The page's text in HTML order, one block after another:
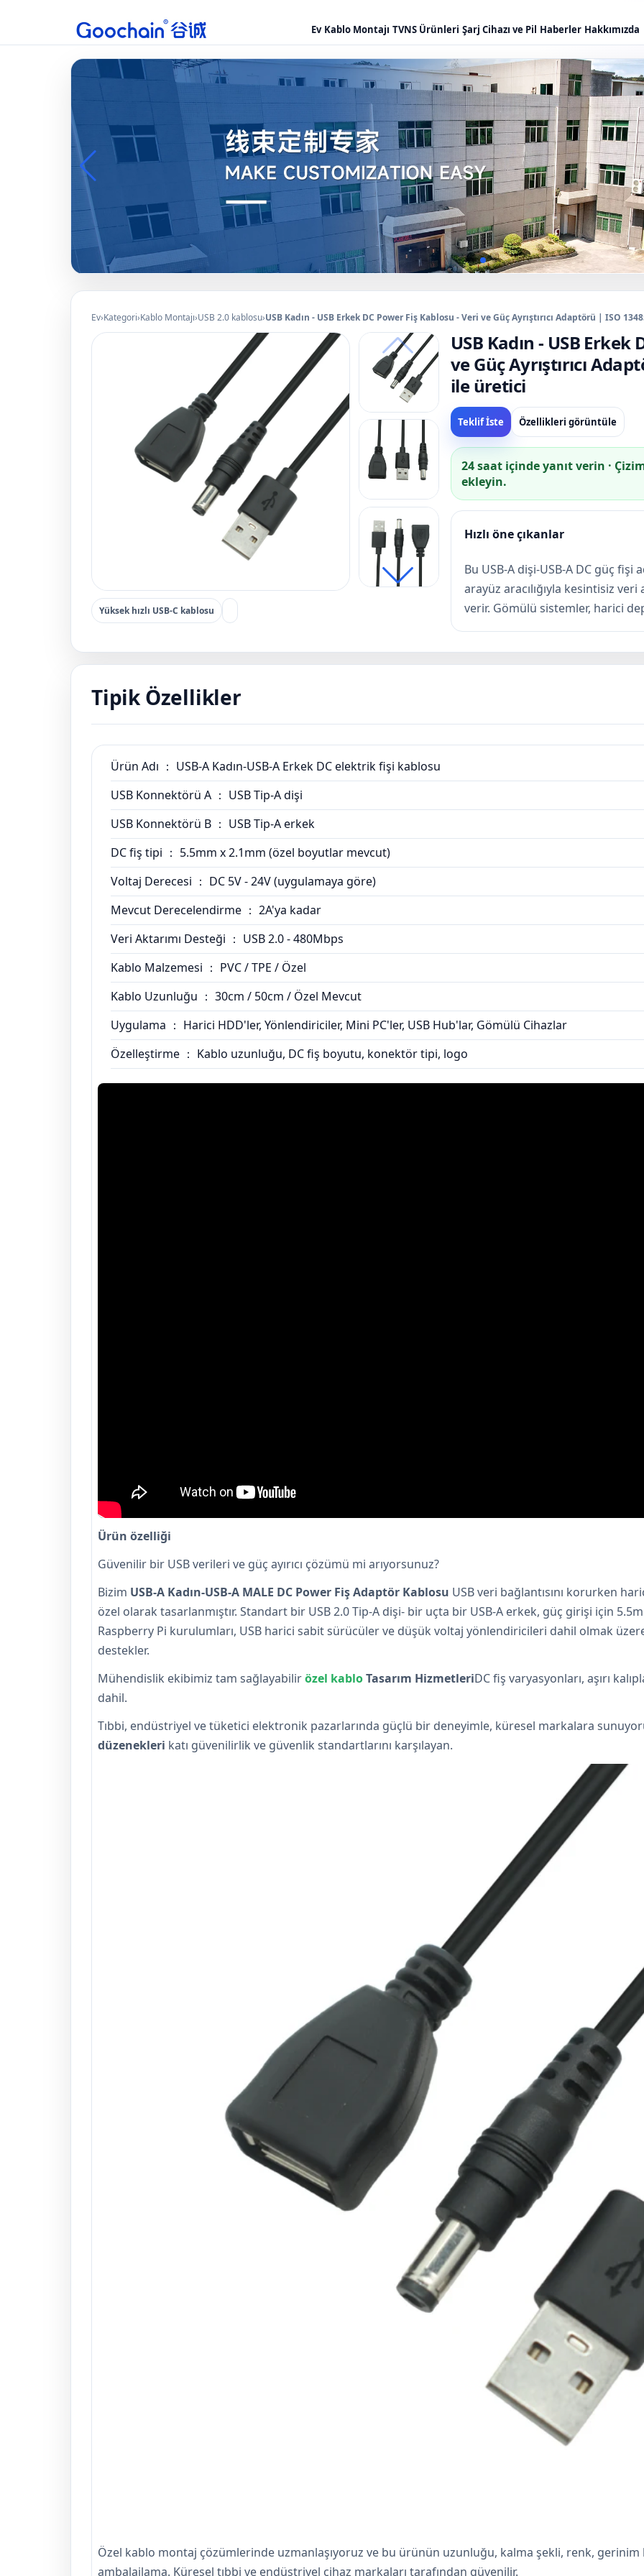
Ev Kablo Montajı TVNS Ürünleri Şarj Cihazı ve Pil Haberler Hakkımızda
Ev›Kategori›Kablo Montajı›USB 2.0 kablosu›USB Kadın - USB Erkek DC Power Fiş Kablosu - Veri ve Güç Ayrıştırıcı Adaptörü | ISO
Yüksek hızlı USB-C kablosu
USB Kadın - USB
ve Güç Ayrıştırıcı
ile üretici
Teklif İste Özellikleri görüntüle
24 saat içinde yanıt verin ·
ekleyin.
Hızlı öne çıkanlar
Bu USB-A dişi-USB-A DC güç
arayüz aracılığıyla kesintisiz
verir. Gömülü sistemler, harici
çalışan USB uygulamaları için
Tipik Özellikler
Ürün Adı ： USB-A Kadın-USB-A Erkek DC elektrik fişi kablosu
USB Konnektörü A ： USB Tip-A dişi
USB Konnektörü B ： USB Tip-A erkek
DC fiş tipi ： 5.5mm x 2.1mm (özel boyutlar mevcut)
Voltaj Derecesi ： DC 5V - 24V (uygulamaya göre)
Mevcut Derecelendirme ： 2A'ya kadar
Veri Aktarımı Desteği ： USB 2.0 - 480Mbps
Kablo Malzemesi ： PVC / TPE / Özel
Kablo Uzunluğu ： 30cm / 50cm / Özel Mevcut
Uygulama ： Harici HDD'ler, Yönlendiriciler, Mini PC'ler, USB Hub'lar, Gömülü Cihazlar
Özelleştirme ： Kablo uzunluğu, DC fiş boyutu, konektör tipi, logo
Ürün özelliği
Güvenilir bir USB verileri ve güç ayırıcı çözümü mi arıyorsunuz?
Bizim USB-A Kadın-USB-A MALE DC Power Fiş Adaptör Kablosu USB veri bağlantısını korurken
özel olarak tasarlanmıştır. Standart bir USB 2.0 Tip-A dişi- bir uçta bir USB-A erkek, güç girişi için
Raspberry Pi kurulumları, USB harici sabit sürücüler ve düşük voltaj yönlendiricileri dahil olmak üzere
destekler.
Mühendislik ekibimiz tam sağlayabilirözel kabloTasarım HizmetleriDC fiş varyasyonları, aşırı
dahil.
Tıbbi, endüstriyel ve tüketici elektronik pazarlarında güçlü bir deneyimle, küresel markalara
düzenekleri katı güvenilirlik ve güvenlik standartlarını karşılayan.
Özel kablo montaj çözümlerinde uzmanlaşıyoruz ve bu ürünün uzunluğu, kalma şekli, renk,
ambalajlama. Küresel tıbbi ve endüstriyel cihaz markaları tarafından güvenilir.